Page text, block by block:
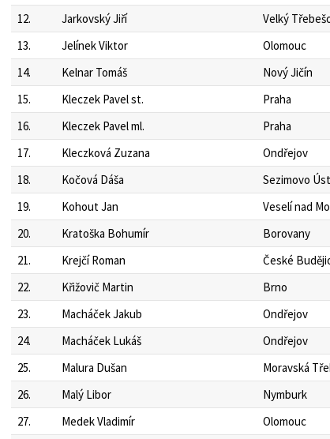
12.
Jarkovský Jiří
Velký
13.
Jelínek Viktor
Olomouc
14.
Kelnar Tomáš
Nový Jičín
15.
Kleczek Pavel st.
Praha
16.
Kleczek Pavel ml.
Praha
17.
Kleczková Zuzana
Ondřejov
18.
Kočová Dáša
Sezimovo
19.
Kohout Jan
Veselí nad
20.
Kratoška Bohumír
Borovany
21.
Krejčí Roman
České
22.
Křižovič Martin
Brno
23.
Macháček Jakub
Ondřejov
24.
Macháček Lukáš
Ondřejov
25.
Malura Dušan
Moravská
26.
Malý Libor
Nymburk
27.
Medek Vladimír
Olomouc